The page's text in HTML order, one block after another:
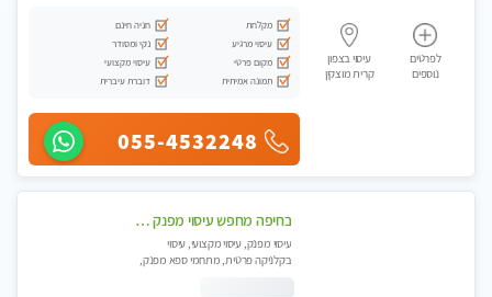
לפרטים
נוספים
עיסוי בצפון
קרית מוצקין
מקלחת
חניה חינם
עיסוי מרגיע
נקי ומסודר
מקום פרטי
עיסוי מקצועי
תמונה אמיתית
דוברת עיברית
055-4532248
בחיפה מחפש עיסוי מפנק ומרגיע ? בוא להכיר
עיסוי מפנק, עיסוי מקצועי, עיסוי
בקלניקה פרטית, מתחמי ספא מפנק,